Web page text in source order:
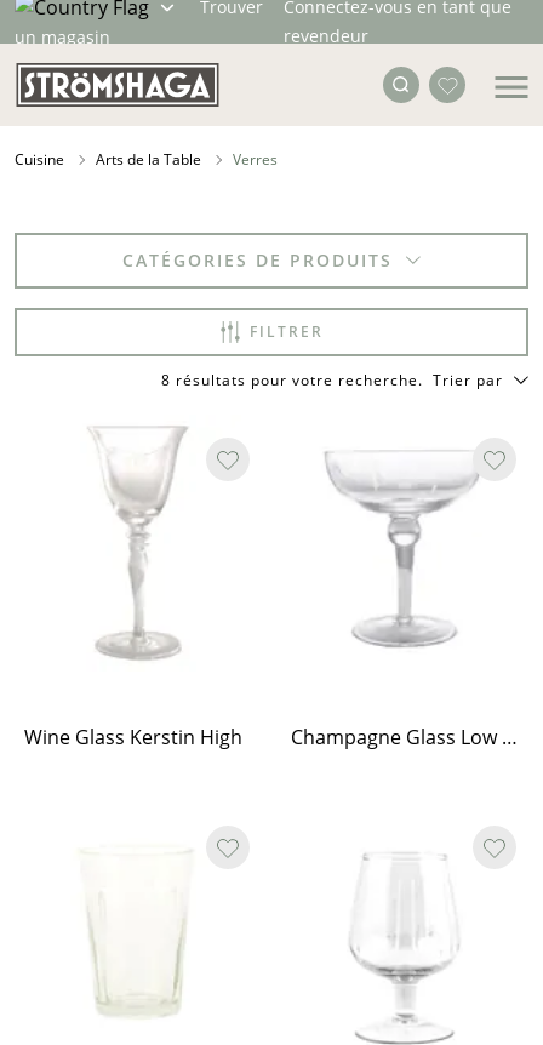
Trouver
un magasin
Connectez-vous en tant que
revendeur
Cuisine Arts de la Table Verres
CATÉGORIES DE PRODUITS
FILTRER
8 résultats pour votre recherche. Trier par
Wine Glass Kerstin High Champagne Glass Low Kerstin